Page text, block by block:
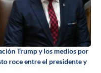
Trump y los medios por
roce entre el presidente y